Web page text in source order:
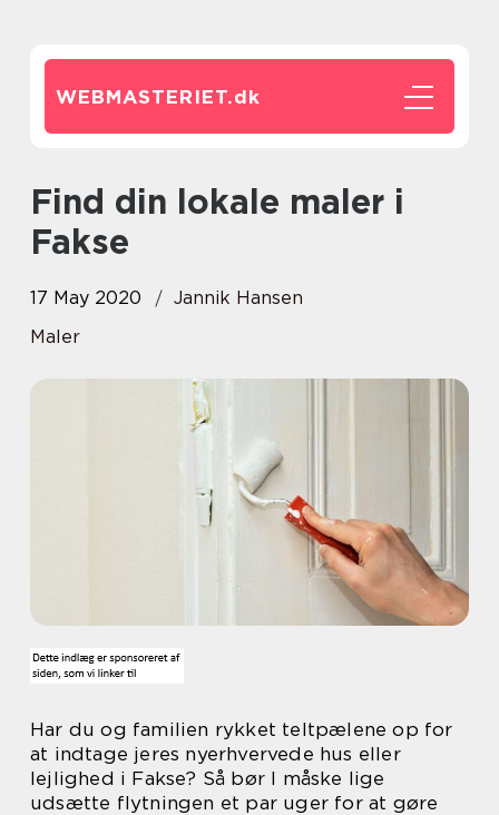
WEBMASTERIET.dk
Find din lokale maler i
Fakse
17 May 2020
Jannik Hansen
Maler
Har du og familien rykket teltpælene op for
at indtage jeres nyerhvervede hus eller
lejlighed i Fakse? Så bør I måske lige
udsætte flytningen et par uger for at gøre